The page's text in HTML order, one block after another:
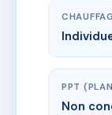
PPT
Non